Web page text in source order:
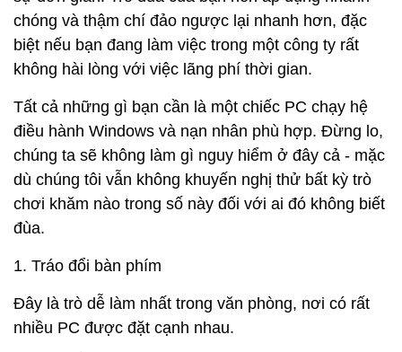
chóng và thậm chí đảo ngược lại nhanh hơn, đặc
biệt nếu bạn đang làm việc trong một công ty rất
không hài lòng với việc lãng phí thời gian.
Tất cả những gì bạn cần là một chiếc PC chạy hệ
điều hành Windows và nạn nhân phù hợp. Đừng lo,
chúng ta sẽ không làm gì nguy hiểm ở đây cả - mặc
dù chúng tôi vẫn không khuyến nghị thử bất kỳ trò
chơi khăm nào trong số này đối với ai đó không biết
đùa.
1. Tráo đổi bàn phím
Đây là trò dễ làm nhất trong văn phòng, nơi có rất
nhiều PC được đặt cạnh nhau.